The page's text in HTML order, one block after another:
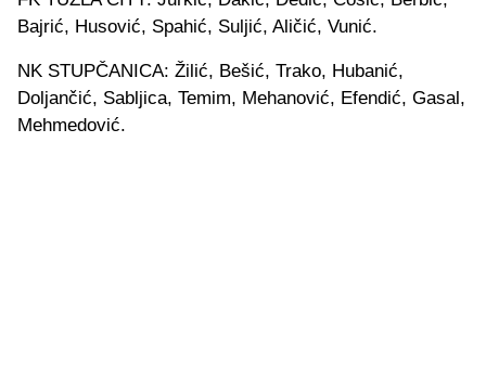
Bajrić, Husović, Spahić, Suljić, Aličić, Vunić.
NK STUPČANICA: Žilić, Bešić, Trako, Hubanić,
Doljančić, Sabljica, Temim, Mehanović, Efendić, Gasal,
Mehmedović.